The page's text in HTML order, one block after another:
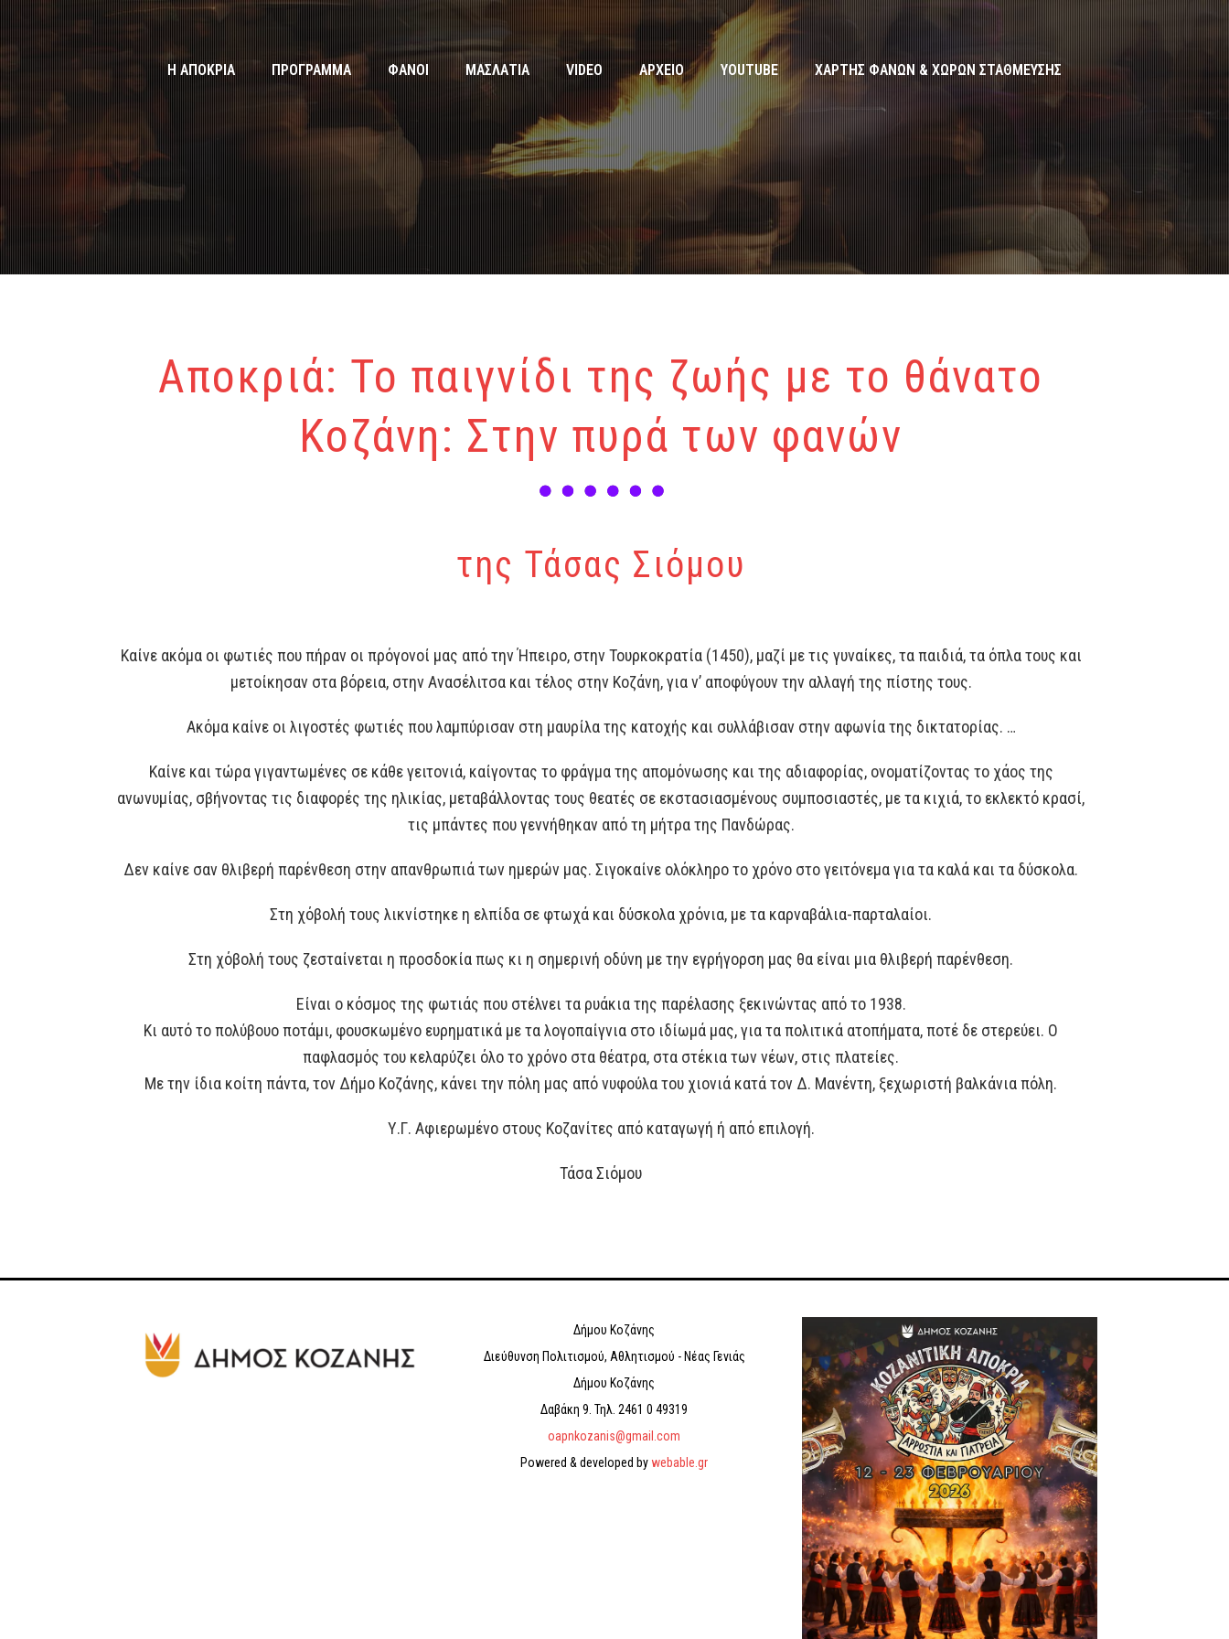
Η ΑΠΟΚΡΙΑ ΠΡΟΓΡΑΜΜΑ ΦΑΝΟΙ ΜΑΣΛΑΤΙΑ VIDEO ΑΡΧΕΙΟ YOUTUBE ΧΑΡΤΗΣ ΦΑΝΩΝ & ΧΩΡΩΝ ΣΤΑΘΜΕΥΣΗΣ
Αποκριά: Το παιγνίδι της ζωής με το θάνατο
Kοζάνη: Στην πυρά των φανών
της Τάσας Σιόμου
Καίνε ακόμα οι φωτιές που πήραν οι πρόγονοί μας από την Ήπειρο, στην Τουρκοκρατία (1450), μαζί με τις γυναίκες, τα παιδιά, τα όπλα τους και
μετοίκησαν στα βόρεια, στην Ανασέλιτσα και τέλος στην Κοζάνη, για ν’ αποφύγουν την αλλαγή της πίστης τους.
Ακόμα καίνε οι λιγοστές φωτιές που λαμπύρισαν στη μαυρίλα της κατοχής και συλλάβισαν στην αφωνία της δικτατορίας. …
Καίνε και τώρα γιγαντωμένες σε κάθε γειτονιά, καίγοντας το φράγμα της απομόνωσης και της αδιαφορίας, ονοματίζοντας το χάος της
ανωνυμίας, σβήνοντας τις διαφορές της ηλικίας, μεταβάλλοντας τους θεατές σε εκστασιασμένους συμποσιαστές, με τα κιχιά, το εκλεκτό κρασί,
τις μπάντες που γεννήθηκαν από τη μήτρα της Πανδώρας.
Δεν καίνε σαν θλιβερή παρένθεση στην απανθρωπιά των ημερών μας. Σιγοκαίνε ολόκληρο το χρόνο στο γειτόνεμα για τα καλά και τα δύσκολα.
Στη χόβολή τους λικνίστηκε η ελπίδα σε φτωχά και δύσκολα χρόνια, με τα καρναβάλια-παρταλαίοι.
Στη χόβολή τους ζεσταίνεται η προσδοκία πως κι η σημερινή οδύνη με την εγρήγορση μας θα είναι μια θλιβερή παρένθεση.
Είναι ο κόσμος της φωτιάς που στέλνει τα ρυάκια της παρέλασης ξεκινώντας από το 1938.
Κι αυτό το πολύβουο ποτάμι, φουσκωμένο ευρηματικά με τα λογοπαίγνια στο ιδίωμά μας, για τα πολιτικά ατοπήματα, ποτέ δε στερεύει. Ο
παφλασμός του κελαρύζει όλο το χρόνο στα θέατρα, στα στέκια των νέων, στις πλατείες.
Με την ίδια κοίτη πάντα, τον Δήμο Κοζάνης, κάνει την πόλη μας από νυφούλα του χιονιά κατά τον Δ. Μανέντη, ξεχωριστή βαλκάνια πόλη.
Υ.Γ. Αφιερωμένο στους Κοζανίτες από καταγωγή ή από επιλογή.
Τάσα Σιόμου
Δήμου Κοζάνης
Διεύθυνση Πολιτισµού, Αθλητισµού - Νέας Γενιάς
Δήµου Κοζάνης
Δαβάκη 9. Τηλ. 2461 0 49319
oapnkozanis@gmail.com
Powered & developed bywebable.gr